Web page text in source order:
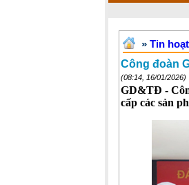
» Tin
Công đoàn
(08:14, 16/01/2026)
GD&TĐ -
cấp các sản